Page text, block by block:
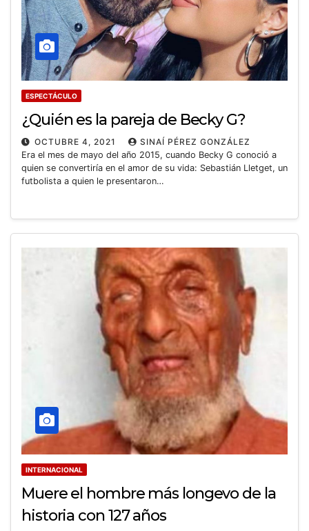
ESPECTÁCULO
¿Quién es la pareja de Becky G?
OCTUBRE 4, 2021
SINAÍ PÉREZ GONZÁLEZ
Era el mes de mayo del año 2015, cuando Becky G conoció a
quien se convertiría en el amor de su vida: Sebastián Lletget, un
futbolista a quien le presentaron…
INTERNACIONAL
Muere el hombre más longevo de la
historia con 127 años